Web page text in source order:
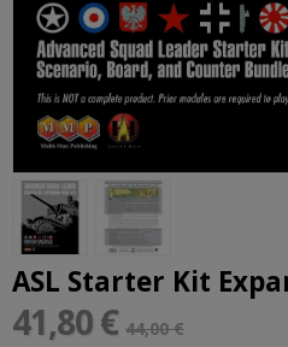
ASL Starter Kit
41,80 € 44,00 €